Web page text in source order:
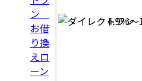
ン
お借
り換
えロ
ーン
4.9%